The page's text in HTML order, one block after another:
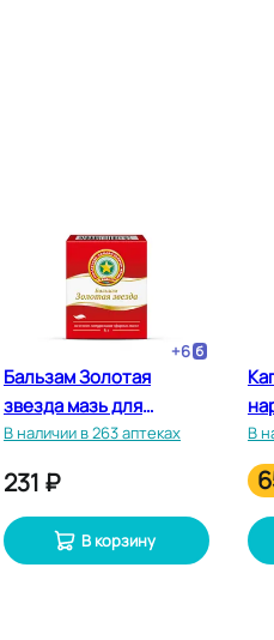
+6
Бальзам Золотая
звезда мазь для
наружного применения
В наличии в 263 аптеках
231 ₽
В корзину
30
В